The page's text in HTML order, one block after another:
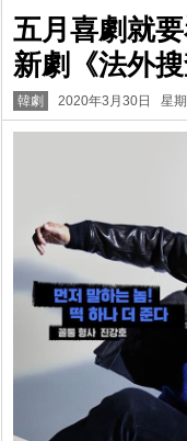
五月喜劇就
新劇《法外
韓劇 2020年3月30日 星